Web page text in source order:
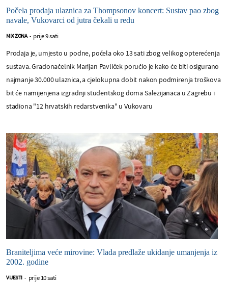
Počela prodaja ulaznica za Thompsonov koncert: Sustav pao zbog
navale, Vukovarci od jutra čekali u redu
MIX ZONA - prije 9 sati
Prodaja je, umjesto u podne, počela oko 13 sati zbog velikog opterećenja
sustava. Gradonačelnik Marijan Pavliček poručio je kako će biti osigurano
najmanje 30.000 ulaznica, a cjelokupna dobit nakon podmirenja troškova
bit će namijenjena izgradnji studentskog doma Salezijanaca u Zagrebu i
stadiona "12 hrvatskih redarstvenika" u Vukovaru
Braniteljima veće mirovine: Vlada predlaže ukidanje umanjenja iz
2002. godine
VIJESTI - prije 10 sati